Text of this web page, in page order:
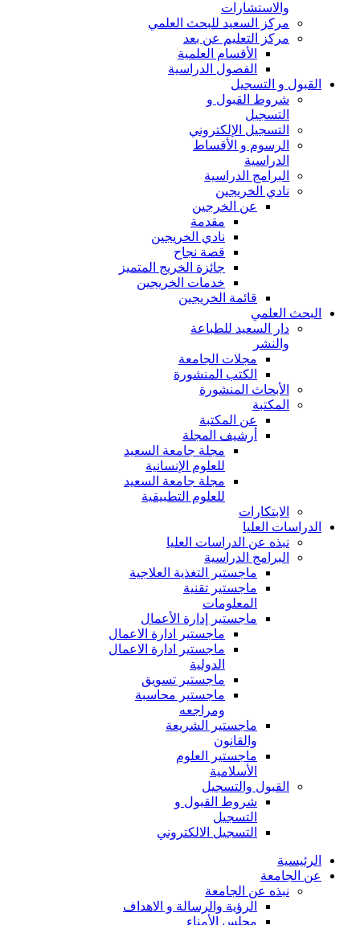
والاستشارات
مركز السعيد للبحث العلمي
مركز التعليم عن بعد
الأقسام العلمية
الفصول الدراسية
القبول و التسجيل
شروط القبول و
التسجيل
التسجيل الإلكتروني
الرسوم و الأقساط
الدراسية
البرامج الدراسية
نادي الخريجين
عن الخرجين
مقدمة
نادي الخريجين
قصة نجاح
جائزة الخريج المتميز
خدمات الخريجين
قائمة الخريجين
البحث العلمي
دار السعيد للطباعة
والنشر
مجلات الجامعة
الكتب المنشورة
الأبحاث المنشورة
المكتبة
عن المكتبة
أرشيف المجلة
مجلة جامعة السعيد
للعلوم الإنسانية
مجلة جامعة السعيد
للعلوم التطبيقية
الابتكارات
الدراسات العليا
نبذه عن الدراسات العليا
البرامج الدراسية
ماجستير التغذية العلاجية
ماجستير تقنية
المعلومات
ماجستير إدارة الأعمال
ماجستير ادارة الاعمال
ماجستير ادارة الاعمال
الدولية
ماجستير تسويق
ماجستير محاسبة
ومراجعه
ماجستير الشريعة
والقانون
ماجستير العلوم
الأسلامية
القبول والتسجيل
شروط القبول و
التسجيل
التسجيل الالكتروني
الرئيسية
عن الجامعة
نبذه عن الجامعة
الرؤية والرسالة و الاهداف
مجلس الأمناء